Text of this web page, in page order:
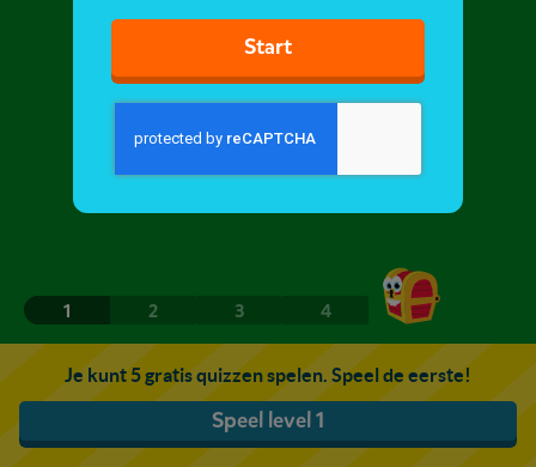
1 2 3 4
Je kunt 5 gratis quizzen spelen. Speel de eerste!
Speel level 1
Start